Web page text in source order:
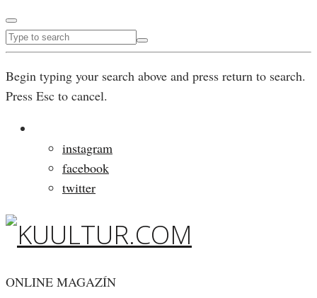
Begin typing your search above and press return to search.
Press Esc to cancel.
instagram
facebook
twitter
ONLINE MAGAZÍN